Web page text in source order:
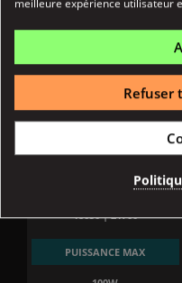
Box
Amovible
NOMBRE D'ACCUS
TAILLE ACCU
18650 | 21700
PUISSANCE MAX
Refuser